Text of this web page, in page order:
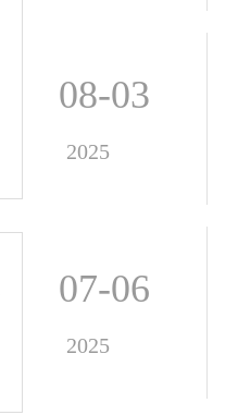
08-03
2025
07-06
2025